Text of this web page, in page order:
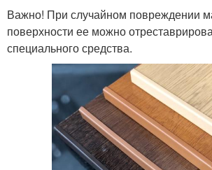
Важно! При случайном повреждении
поверхности ее можно
специального средства.